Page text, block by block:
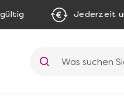
Jederzeit